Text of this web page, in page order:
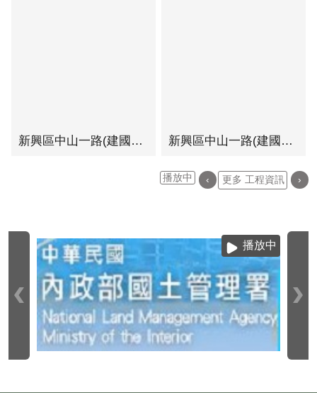
新興區中山一路(建國路至民生路)人行環境改善工程-六合路至民生路段(A) 新興區中山一路(建國路至民生路)人行環境改善工程-建國路至六合路段
播放中 ‹ 更多 工程資訊 ›
播放中